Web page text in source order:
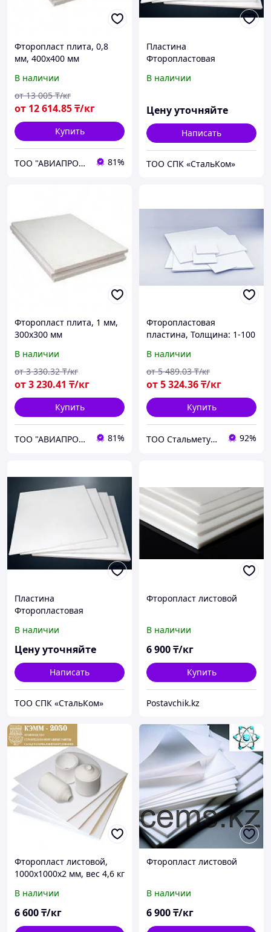
Фторопласт плита, 0,8
мм, 400х400 мм
В наличии
от 12 614.85₸/кг
от 13 005 ₸/кг
Купить
ТОО "АВИАПРОМСТАЛЬ" 81%
Пластина
Фторопластовая
В наличии
Цену уточняйте
Написать
ТОО СПК «СтальКом»
Фторопласт плита, 1 мм,
300х300 мм
В наличии
от3 230.41 ₸/кг
от 3 330.32 ₸/кг
Купить
ТОО "АВИАПРОМСТАЛЬ" 81%
Фторопластовая
пластина, Толщина: 1-100
В наличии
от5 324.36₸/кг
от 5 489.03 ₸/кг
Купить
ТОО Стальметурал 92%
Пластина
Фторопластовая
В наличии
Цену уточняйте
Написать
ТОО СПК «СтальКом»
Фторопласт листовой
В наличии
6 900₸/кг
Купить
Postavchik.kz
Фторопласт листовой,
1000х1000х2 мм, вес 4,6 кг
В наличии
6 600₸/кг
Фторопласт листовой
В наличии
6 900₸/кг